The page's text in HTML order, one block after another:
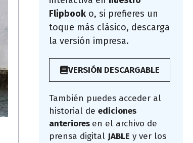
Flipbook o, si prefieres un
toque más clásico, descarga
la versión impresa.
VERSIÓN DESCARGABLE
También puedes acceder al
historial de ediciones
anteriores en el archivo de
prensa digital JABLE y ver los